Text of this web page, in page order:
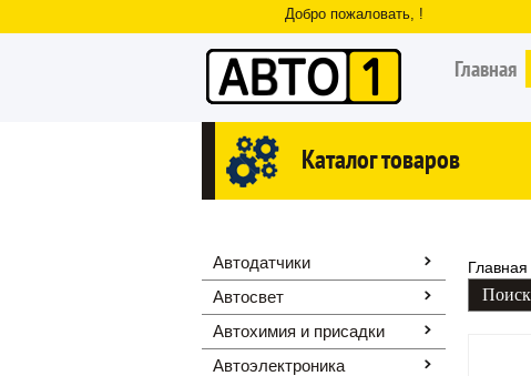
Добро пожаловать, !
Главная
Каталог товаров
Автодатчики
Автосвет
Автохимия и присадки
Автоэлектроника
Главная